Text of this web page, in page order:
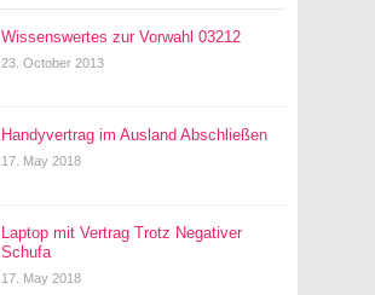
Wissenswertes zur Vorwahl 03212
23. October 2013
Handyvertrag im Ausland Abschließen
17. May 2018
Laptop mit Vertrag Trotz Negativer
Schufa
17. May 2018